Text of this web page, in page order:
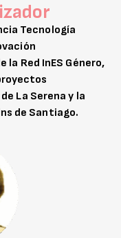
Tecnología
la Red InES Género,
La Serena y la
de Santiago.